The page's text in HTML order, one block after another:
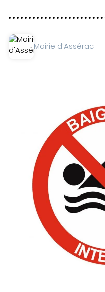
Mairie d’Assérac